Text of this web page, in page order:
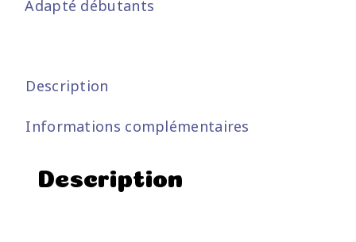
Adapté débutants
Description
Informations complémentaires
Description